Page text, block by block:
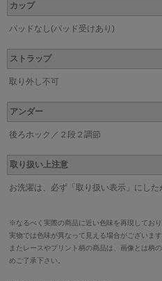
カップ
パッドなし(パッド受けあり)
ストラップ
取り外し不可
アンダー
後ろホック／２段２調節
取り扱い上注意
お洗濯は、必ず「取り扱い表示」にした
※なるべく実際の商品に近い色味を再現してお
実物では色味が異なって見える場合がございます
またレースやプリント柄の商品は、画像とは柄
めご了承下さい。